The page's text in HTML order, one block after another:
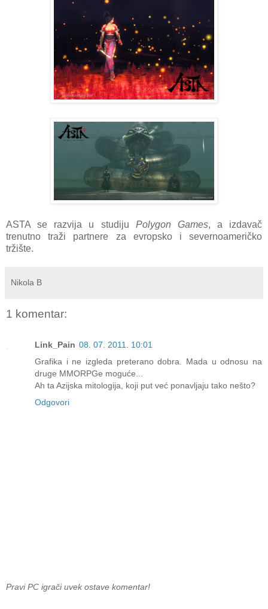
ASTA se razvija u studiju Polygon Games, a izdavač
trenutno traži partnere za evropsko i severnoameričko
tržište.
Nikola B
1 komentar:
Link_Pain 08. 07. 2011. 10:01
Grafika i ne izgleda preterano dobra. Mada u odnosu na
druge MMORPGe moguće...
Ah ta Azijska mitologija, koji put već ponavljaju tako nešto?
Odgovori
Pravi PC igrači uvek ostave komentar!